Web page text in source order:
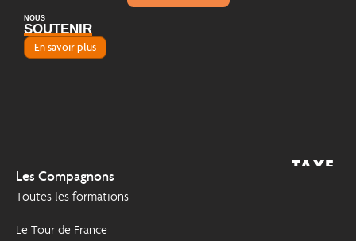
Les Compagnons
Toutes les formations
Le Tour de France
NOUS
SOUTENIR
En savoir plus
TAXE